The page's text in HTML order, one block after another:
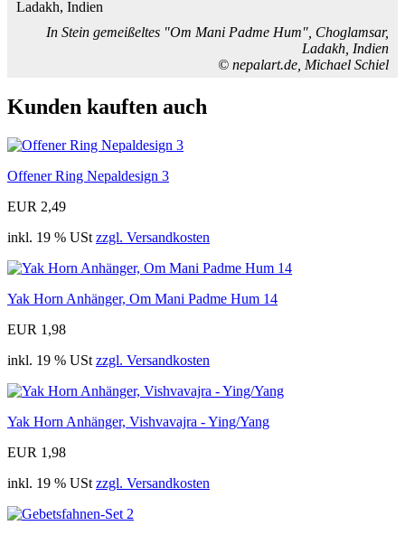
In Stein gemeißeltes "Om Mani Padme Hum", Choglamsar,
Ladakh, Indien
© nepalart.de, Michael Schiel
Kunden kauften auch
Offener Ring Nepaldesign 3
EUR 2,49
inkl. 19 % USt zzgl. Versandkosten
Yak Horn Anhänger, Om Mani Padme Hum 14
EUR 1,98
inkl. 19 % USt zzgl. Versandkosten
Yak Horn Anhänger, Vishvavajra - Ying/Yang
EUR 1,98
inkl. 19 % USt zzgl. Versandkosten